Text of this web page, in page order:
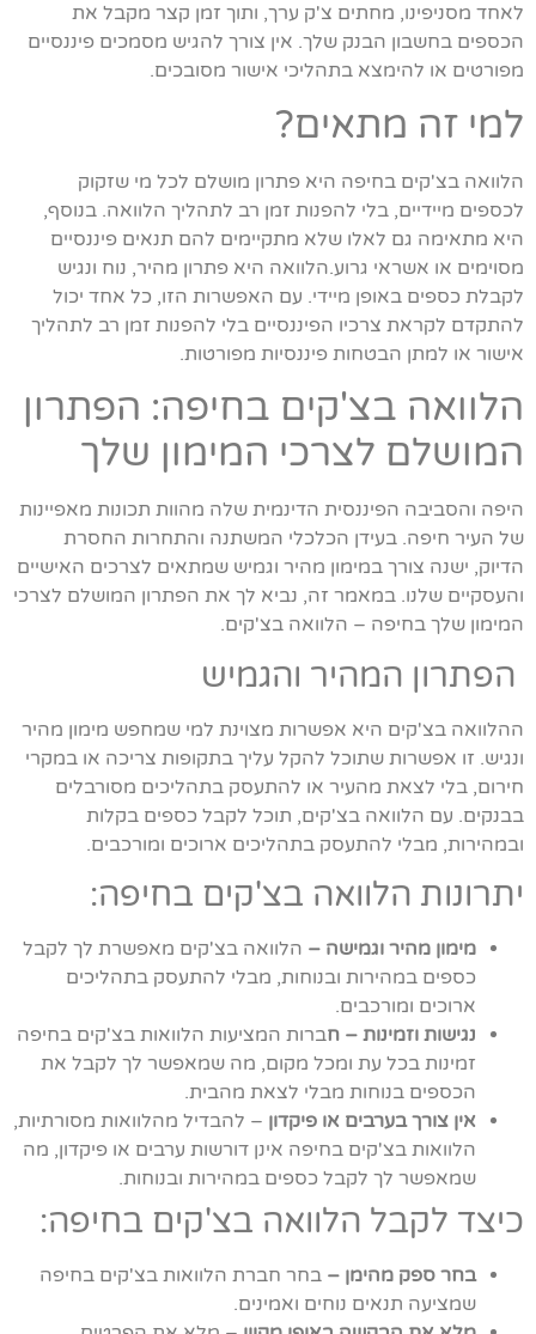
לאחד מסניפינו, מחתים צ'ק ערך, ותוך זמן קצר מקבל את
הכספים בחשבון הבנק שלך. אין צורך להגיש מסמכים פיננסיים
מפורטים או להימצא בתהליכי אישור מסובכים.
למי זה מתאים?
הלוואה בצ'קים בחיפה היא פתרון מושלם לכל מי שזקוק
לכספים מיידיים, בלי להפנות זמן רב לתהליך הלוואה. בנוסף,
היא מתאימה גם לאלו שלא מתקיימים להם תנאים פיננסיים
מסוימים או אשראי גרוע.הלוואה היא פתרון מהיר, נוח ונגיש
לקבלת כספים באופן מיידי. עם האפשרות הזו, כל אחד יכול
להתקדם לקראת צרכיו הפיננסיים בלי להפנות זמן רב לתהליך
אישור או למתן הבטחות פיננסיות מפורטות.
הלוואה בצ'קים בחיפה: הפתרון
המושלם לצרכי המימון שלך
היפה והסביבה הפיננסית הדינמית שלה מהוות תכונות מאפיינות
של העיר חיפה. בעידן הכלכלי המשתנה והתחרות החסרת
הדיוק, ישנה צורך במימון מהיר וגמיש שמתאים לצרכים האישיים
והעסקיים שלנו. במאמר זה, נביא לך את הפתרון המושלם לצרכי
המימון שלך בחיפה – הלוואה בצ'קים.
הפתרון המהיר והגמיש
ההלוואה בצ'קים היא אפשרות מצוינת למי שמחפש מימון מהיר
ונגיש. זו אפשרות שתוכל להקל עליך בתקופות צריכה או במקרי
חירום, בלי לצאת מהעיר או להתעסק בתהליכים מסורבלים
בבנקים. עם הלוואה בצ'קים, תוכל לקבל כספים בקלות
ובמהירות, מבלי להתעסק בתהליכים ארוכים ומורכבים.
יתרונות הלוואה בצ'קים בחיפה:
מימון מהיר וגמישה – הלוואה בצ'קים מאפשרת לך לקבל
כספים במהירות ובנוחות, מבלי להתעסק בתהליכים
ארוכים ומורכבים.
נגישות וזמינות – חברות המציעות הלוואות בצ'קים בחיפה
זמינות בכל עת ומכל מקום, מה שמאפשר לך לקבל את
הכספים בנוחות מבלי לצאת מהבית.
אין צורך בערבים או פיקדון – להבדיל מהלוואות מסורתיות,
הלוואות בצ'קים בחיפה אינן דורשות ערבים או פיקדון, מה
שמאפשר לך לקבל כספים במהירות ובנוחות.
כיצד לקבל הלוואה בצ'קים בחיפה:
בחר ספק מהימן – בחר חברת הלוואות בצ'קים בחיפה
שמציעה תנאים נוחים ואמינים.